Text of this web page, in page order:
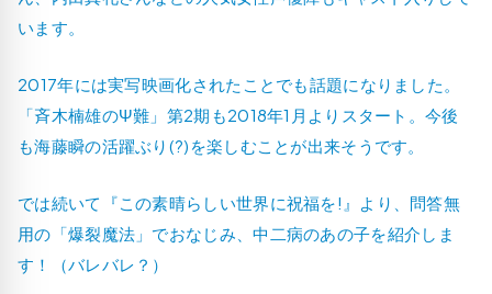
います。
2017年には実写映画化されたことでも話題になりました。
「斉木楠雄のΨ難」第2期も2018年1月よりスタート。今後
も海藤瞬の活躍ぶり(?)を楽しむことが出来そうです。
では続いて『この素晴らしい世界に祝福を!』より、問答無
用の 「爆裂魔法」 でおなじみ、中二病のあの子を紹介しま
す！
（バレバレ？）